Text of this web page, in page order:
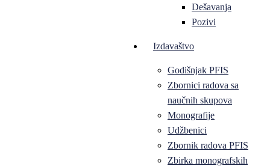
Dešavanja
Pozivi
Izdavaštvo
Godišnjak PFIS
Zbornici radova sa
naučnih skupova
Monografije
Udžbenici
Zbornik radova PFIS
Zbirka monografskih